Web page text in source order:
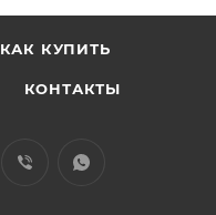
КАК КУПИТЬ
КОНТАКТЫ